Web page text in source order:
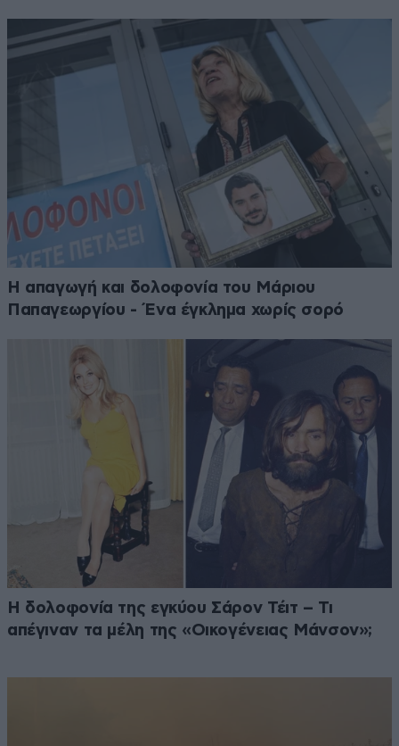
Η απαγωγή και δολοφονία του Μάριου
Παπαγεωργίου - Ένα έγκλημα χωρίς σορό
Η δολοφονία της εγκύου Σάρον Τέιτ – Τι
απέγιναν τα μέλη της «Οικογένειας Μάνσον»;